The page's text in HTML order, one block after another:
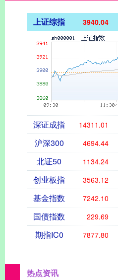
上证综指 3940.04
深证成指 14311.01
沪深300 4694.44
北证50 1134.24
创业板指 3563.12
基金指数 7242.10
国债指数 229.69
期指IC0 7877.80
热点资讯